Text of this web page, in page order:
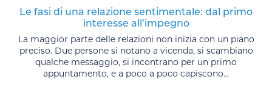
Le fasi di una relazione sentimentale: dal primo
interesse all’impegno
La maggior parte delle relazioni non inizia con un piano
preciso. Due persone si notano a vicenda, si scambiano
qualche messaggio, si incontrano per un primo
appuntamento, e a poco a poco capiscono...